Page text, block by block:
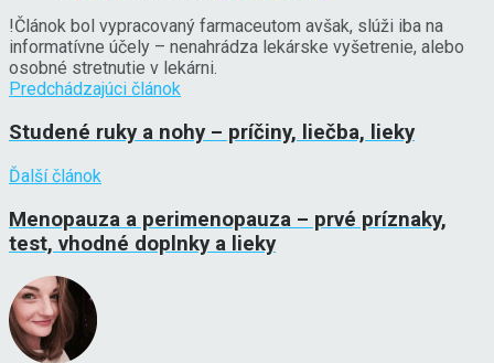
!Článok bol vypracovaný farmaceutom avšak, slúži iba na
informatívne účely – nenahrádza lekárske vyšetrenie, alebo
osobné stretnutie v lekárni.
Predchádzajúci článok
Studené ruky a nohy – príčiny, liečba, lieky
Ďalší článok
Menopauza a perimenopauza – prvé príznaky,
test, vhodné doplnky a lieky